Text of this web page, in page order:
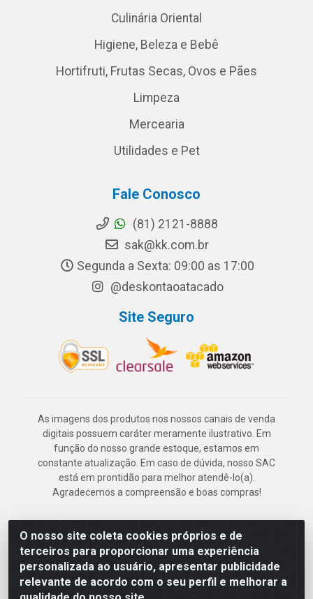
O nosso site coleta cookies próprios e de
terceiros para proporcionar uma experiência
personalizada ao usuário, apresentar publicidade
relevante de acordo com o seu perfil e melhorar a
Culinária Oriental
Higiene, Beleza e Bebê
Hortifruti, Frutas Secas, Ovos e Pães
Limpeza
Mercearia
Utilidades e Pet
Fale Conosco
(81) 2121-8888
sak@kk.com.br
Segunda a Sexta: 09:00 as 17:00
@deskontaoatacado
Site Seguro
As imagens dos produtos nos nossos canais de venda
digitais possuem caráter meramente ilustrativo. Em
função do nosso grande estoque, estamos em
constante atualização. Em caso de dúvida, nosso SAC
está em prontidão para melhor atendê-lo(a).
Agradecemos a compreensão e boas compras!
Deskontão Atacado - Av. Marechal Mascarenhas de Morais, 2471 -
Imbiribeira - Recife/PE - CEP 51.150-001 - CNPJ 24.150.377/0003-
57